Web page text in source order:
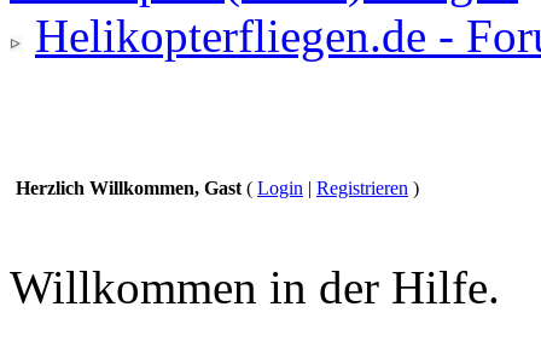
Helikopterfliegen.de -
Herzlich Willkommen, Gast ( Login | Registrieren )
Willkommen in der Hilfe.